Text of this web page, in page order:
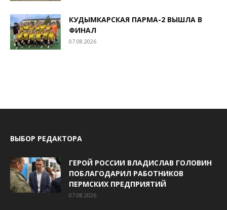
КУДЫМКАРСКАЯ ПАРМА-2 ВЫШЛА В
ФИНАЛ
07.08.2026
ВЫБОР РЕДАКТОРА
ГЕРОЙ РОССИИ ВЛАДИСЛАВ ГОЛОВИН
ПОБЛАГОДАРИЛ РАБОТНИКОВ
ПЕРМСКИХ ПРЕДПРИЯТИЙ
07.08.2026